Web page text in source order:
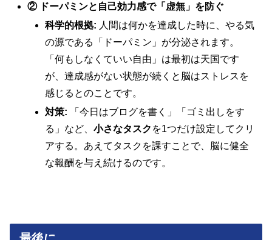
② ドーパミンと自己効力感で「虚無」を防ぐ
科学的根拠: 人間は何かを達成した時に、やる気
の源である「ドーパミン」が分泌されます。
「何もしなくていい自由」は最初は天国です
が、達成感がない状態が続くと脳はストレスを
感じるとのことです。
対策: 「今日はブログを書く」「ゴミ出しをす
る」など、小さなタスク を1つだけ設定してクリ
アする。あえてタスクを課すことで、脳に健全
な報酬を与え続けるのです。